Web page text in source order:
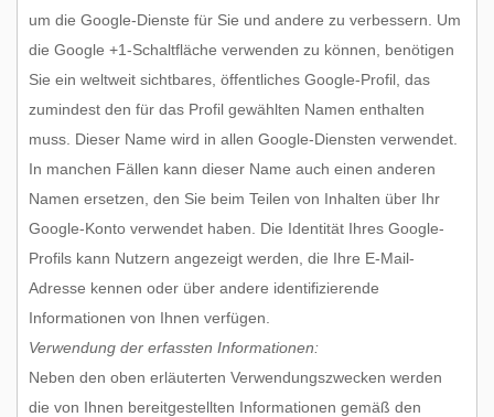
um die Google-Dienste für Sie und andere zu verbessern. Um
die Google +1-Schaltfläche verwenden zu können, benötigen
Sie ein weltweit sichtbares, öffentliches Google-Profil, das
zumindest den für das Profil gewählten Namen enthalten
muss. Dieser Name wird in allen Google-Diensten verwendet.
In manchen Fällen kann dieser Name auch einen anderen
Namen ersetzen, den Sie beim Teilen von Inhalten über Ihr
Google-Konto verwendet haben. Die Identität Ihres Google-
Profils kann Nutzern angezeigt werden, die Ihre E-Mail-
Adresse kennen oder über andere identifizierende
Informationen von Ihnen verfügen.
Verwendung der erfassten Informationen:
Neben den oben erläuterten Verwendungszwecken werden
die von Ihnen bereitgestellten Informationen gemäß den